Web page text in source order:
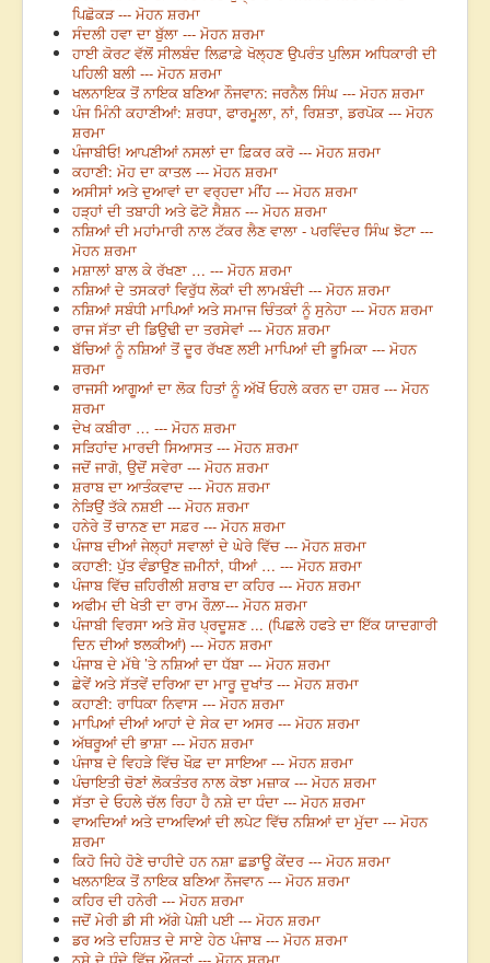
ਪਿਛੋਕੜ --- ਮੋਹਨ ਸ਼ਰਮਾ
ਸੰਦਲੀ ਹਵਾ ਦਾ ਬੁੱਲਾ --- ਮੋਹਨ ਸ਼ਰਮਾ
ਹਾਈ ਕੋਰਟ ਵੱਲੋਂ ਸੀਲਬੰਦ ਲਿਫ਼ਾਫ਼ੇ ਖੋਲ੍ਹਣ ਉਪਰੰਤ ਪੁਲਿਸ ਅਧਿਕਾਰੀ ਦੀ
ਪਹਿਲੀ ਬਲੀ --- ਮੋਹਨ ਸ਼ਰਮਾ
ਖਲਨਾਇਕ ਤੋਂ ਨਾਇਕ ਬਣਿਆ ਨੌਜਵਾਨ: ਜਰਨੈਲ ਸਿੰਘ --- ਮੋਹਨ ਸ਼ਰਮਾ
ਪੰਜ ਮਿੰਨੀ ਕਹਾਣੀਆਂ: ਸ਼ਰਧਾ, ਫਾਰਮੂਲਾ, ਨਾਂ, ਰਿਸ਼ਤਾ, ਡਰਪੋਕ --- ਮੋਹਨ
ਸ਼ਰਮਾ
ਪੰਜਾਬੀਓ! ਆਪਣੀਆਂ ਨਸਲਾਂ ਦਾ ਫ਼ਿਕਰ ਕਰੋ --- ਮੋਹਨ ਸ਼ਰਮਾ
ਕਹਾਣੀ: ਮੋਹ ਦਾ ਕਾਤਲ --- ਮੋਹਨ ਸ਼ਰਮਾ
ਅਸੀਸਾਂ ਅਤੇ ਦੁਆਵਾਂ ਦਾ ਵਰ੍ਹਦਾ ਮੀਂਹ --- ਮੋਹਨ ਸ਼ਰਮਾ
ਹੜ੍ਹਾਂ ਦੀ ਤਬਾਹੀ ਅਤੇ ਫੋਟੋ ਸੈਸ਼ਨ --- ਮੋਹਨ ਸ਼ਰਮਾ
ਨਸ਼ਿਆਂ ਦੀ ਮਹਾਂਮਾਰੀ ਨਾਲ ਟੱਕਰ ਲੈਣ ਵਾਲਾ - ਪਰਵਿੰਦਰ ਸਿੰਘ ਝੋਟਾ ---
ਮੋਹਨ ਸ਼ਰਮਾ
ਮਸ਼ਾਲਾਂ ਬਾਲ ਕੇ ਰੱਖਣਾ … --- ਮੋਹਨ ਸ਼ਰਮਾ
ਨਸ਼ਿਆਂ ਦੇ ਤਸਕਰਾਂ ਵਿਰੁੱਧ ਲੋਕਾਂ ਦੀ ਲਾਮਬੰਦੀ --- ਮੋਹਨ ਸ਼ਰਮਾ
ਨਸ਼ਿਆਂ ਸਬੰਧੀ ਮਾਪਿਆਂ ਅਤੇ ਸਮਾਜ ਚਿੰਤਕਾਂ ਨੂੰ ਸੁਨੇਹਾ --- ਮੋਹਨ ਸ਼ਰਮਾ
ਰਾਜ ਸੱਤਾ ਦੀ ਡਿਉਢੀ ਦਾ ਤਰਸੇਵਾਂ --- ਮੋਹਨ ਸ਼ਰਮਾ
ਬੱਚਿਆਂ ਨੂੰ ਨਸ਼ਿਆਂ ਤੋਂ ਦੂਰ ਰੱਖਣ ਲਈ ਮਾਪਿਆਂ ਦੀ ਭੂਮਿਕਾ --- ਮੋਹਨ
ਸ਼ਰਮਾ
ਰਾਜਸੀ ਆਗੂਆਂ ਦਾ ਲੋਕ ਹਿਤਾਂ ਨੂੰ ਅੱਖੋਂ ਓਹਲੇ ਕਰਨ ਦਾ ਹਸ਼ਰ --- ਮੋਹਨ
ਸ਼ਰਮਾ
ਦੇਖ ਕਬੀਰਾ … --- ਮੋਹਨ ਸ਼ਰਮਾ
ਸੜਿਹਾਂਦ ਮਾਰਦੀ ਸਿਆਸਤ --- ਮੋਹਨ ਸ਼ਰਮਾ
ਜਦੋਂ ਜਾਗੋ, ਉਦੋਂ ਸਵੇਰਾ --- ਮੋਹਨ ਸ਼ਰਮਾ
ਸ਼ਰਾਬ ਦਾ ਆਤੰਕਵਾਦ --- ਮੋਹਨ ਸ਼ਰਮਾ
ਨੇੜਿਉਂ ਤੱਕੇ ਨਸ਼ਈ --- ਮੋਹਨ ਸ਼ਰਮਾ
ਹਨੇਰੇ ਤੋਂ ਚਾਨਣ ਦਾ ਸਫ਼ਰ --- ਮੋਹਨ ਸ਼ਰਮਾ
ਪੰਜਾਬ ਦੀਆਂ ਜੇਲ੍ਹਾਂ ਸਵਾਲਾਂ ਦੇ ਘੇਰੇ ਵਿੱਚ --- ਮੋਹਨ ਸ਼ਰਮਾ
ਕਹਾਣੀ: ਪੁੱਤ ਵੰਡਾਉਣ ਜ਼ਮੀਨਾਂ, ਧੀਆਂ … --- ਮੋਹਨ ਸ਼ਰਮਾ
ਪੰਜਾਬ ਵਿੱਚ ਜ਼ਹਿਰੀਲੀ ਸ਼ਰਾਬ ਦਾ ਕਹਿਰ --- ਮੋਹਨ ਸ਼ਰਮਾ
ਅਫੀਮ ਦੀ ਖੇਤੀ ਦਾ ਰਾਮ ਰੌਲ਼ਾ--- ਮੋਹਨ ਸ਼ਰਮਾ
ਪੰਜਾਬੀ ਵਿਰਸਾ ਅਤੇ ਸ਼ੋਰ ਪ੍ਰਦੂਸ਼ਣ ... (ਪਿਛਲੇ ਹਫਤੇ ਦਾ ਇੱਕ ਯਾਦਗਾਰੀ
ਦਿਨ ਦੀਆਂ ਝਲਕੀਆਂ) --- ਮੋਹਨ ਸ਼ਰਮਾ
ਪੰਜਾਬ ਦੇ ਮੱਥੇ ’ਤੇ ਨਸ਼ਿਆਂ ਦਾ ਧੱਬਾ --- ਮੋਹਨ ਸ਼ਰਮਾ
ਛੇਵੇਂ ਅਤੇ ਸੱਤਵੇਂ ਦਰਿਆ ਦਾ ਮਾਰੂ ਦੁਖਾਂਤ --- ਮੋਹਨ ਸ਼ਰਮਾ
ਕਹਾਣੀ: ਰਾਧਿਕਾ ਨਿਵਾਸ --- ਮੋਹਨ ਸ਼ਰਮਾ
ਮਾਪਿਆਂ ਦੀਆਂ ਆਹਾਂ ਦੇ ਸੇਕ ਦਾ ਅਸਰ --- ਮੋਹਨ ਸ਼ਰਮਾ
ਅੱਥਰੂਆਂ ਦੀ ਭਾਸ਼ਾ --- ਮੋਹਨ ਸ਼ਰਮਾ
ਪੰਜਾਬ ਦੇ ਵਿਹੜੇ ਵਿੱਚ ਖੌਫ਼ ਦਾ ਸਾਇਆ --- ਮੋਹਨ ਸ਼ਰਮਾ
ਪੰਚਾਇਤੀ ਚੋਣਾਂ ਲੋਕਤੰਤਰ ਨਾਲ ਕੋਝਾ ਮਜ਼ਾਕ --- ਮੋਹਨ ਸ਼ਰਮਾ
ਸੱਤਾ ਦੇ ਓਹਲੇ ਚੱਲ ਰਿਹਾ ਹੈ ਨਸ਼ੇ ਦਾ ਧੰਦਾ --- ਮੋਹਨ ਸ਼ਰਮਾ
ਵਾਅਦਿਆਂ ਅਤੇ ਦਾਅਵਿਆਂ ਦੀ ਲਪੇਟ ਵਿੱਚ ਨਸ਼ਿਆਂ ਦਾ ਮੁੱਦਾ --- ਮੋਹਨ
ਸ਼ਰਮਾ
ਕਿਹੋ ਜਿਹੇ ਹੋਣੇ ਚਾਹੀਦੇ ਹਨ ਨਸ਼ਾ ਛਡਾਊ ਕੇਂਦਰ --- ਮੋਹਨ ਸ਼ਰਮਾ
ਖਲਨਾਇਕ ਤੋਂ ਨਾਇਕ ਬਣਿਆ ਨੌਜਵਾਨ --- ਮੋਹਨ ਸ਼ਰਮਾ
ਕਹਿਰ ਦੀ ਹਨੇਰੀ --- ਮੋਹਨ ਸ਼ਰਮਾ
ਜਦੋਂ ਮੇਰੀ ਡੀ ਸੀ ਅੱਗੇ ਪੇਸ਼ੀ ਪਈ --- ਮੋਹਨ ਸ਼ਰਮਾ
ਡਰ ਅਤੇ ਦਹਿਸ਼ਤ ਦੇ ਸਾਏ ਹੇਠ ਪੰਜਾਬ --- ਮੋਹਨ ਸ਼ਰਮਾ